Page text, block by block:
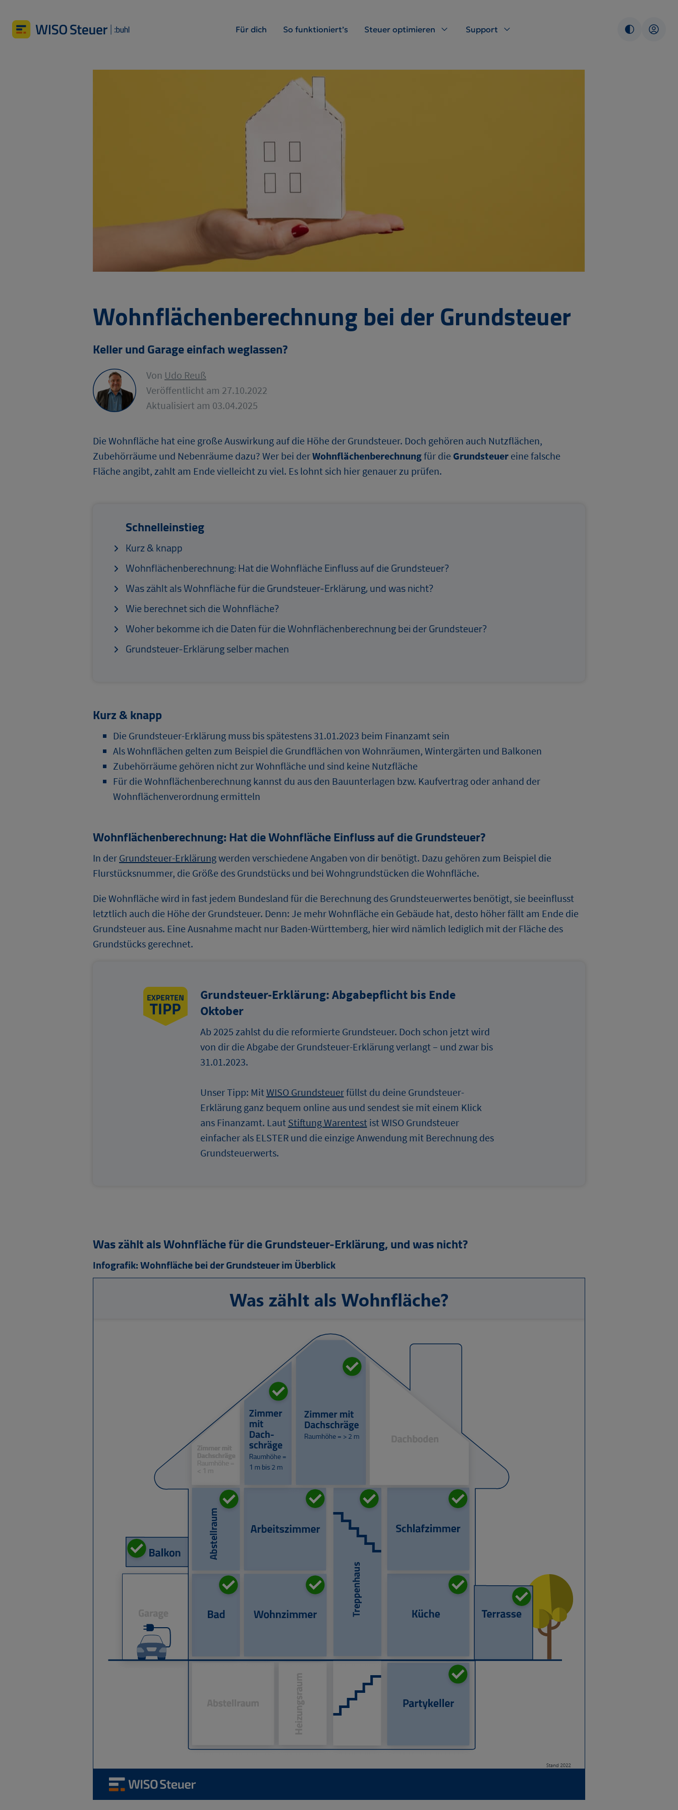
Für dich So funktioniert’s Steuer optimieren Support
Wohnflächenberechnung bei der Grundsteuer
Keller und Garage einfach weglassen?
Von Udo Reuß
Veröffentlicht am 27.10.2022
Aktualisiert am 03.04.2025
Die Wohnfläche hat eine große Auswirkung auf die Höhe der Grundsteuer. Doch gehören auch Nutzflächen,
Zubehörräume und Nebenräume dazu? Wer bei derWohnflächenberechnungfür die Grundsteuer eine falsche
Fläche angibt, zahlt am Ende vielleicht zu viel. Es lohnt sich hier genauer zu prüfen.
Schnelleinstieg
Kurz & knapp
Wohnflächenberechnung: Hat die Wohnfläche Einfluss auf die Grundsteuer?
Was zählt als Wohnfläche für die Grundsteuer-Erklärung, und was nicht?
Wie berechnet sich die Wohnfläche?
Woher bekomme ich die Daten für die Wohnflächenberechnung bei der Grundsteuer?
Grundsteuer-Erklärung selber machen
Kurz & knapp
Die Grundsteuer-Erklärung muss bis spätestens 31.01.2023 beim Finanzamt sein
Als Wohnflächen gelten zum Beispiel die Grundflächen von Wohnräumen, Wintergärten und Balkonen
Zubehörräume gehören nicht zur Wohnfläche und sind keine Nutzfläche
Für die Wohnflächenberechnung kannst du aus den Bauunterlagen bzw. Kaufvertrag oder anhand der
Wohnflächenverordnung ermitteln
Wohnflächenberechnung: Hat die Wohnfläche Einfluss auf die Grundsteuer?
In der Grundsteuer-Erklärungwerden verschiedene Angaben von dir benötigt. Dazu gehören zum Beispiel die
Flurstücksnummer, die Größe des Grundstücks und bei Wohngrundstücken die Wohnfläche.
Die Wohnfläche wird in fast jedem Bundesland für die Berechnung des Grundsteuerwertes benötigt, sie beeinflusst
letztlich auch die Höhe der Grundsteuer. Denn: Je mehr Wohnfläche ein Gebäude hat, desto höher fällt am Ende die
Grundsteuer aus. Eine Ausnahme macht nur Baden-Württemberg, hier wird nämlich lediglich mit der Fläche des
Grundstücks gerechnet.
Grundsteuer-Erklärung: Abgabepflicht bis Ende
Oktober
Ab 2025 zahlst du die reformierte Grundsteuer. Doch schon jetzt wird
von dir die Abgabe der Grundsteuer-Erklärung verlangt – und zwar bis
31.01.2023.
Unser Tipp: MitWISO Grundsteuerfüllst du deine Grundsteuer-
Erklärung ganz bequem online aus und sendest sie mit einem Klick
ans Finanzamt. Laut Stiftung Warentestist WISO Grundsteuer
einfacher als ELSTER und die einzige Anwendung mit Berechnung des
Grundsteuerwerts.
Was zählt als Wohnfläche für die Grundsteuer-Erklärung, und was nicht?
Infografik: Wohnfläche bei der Grundsteuer im Überblick